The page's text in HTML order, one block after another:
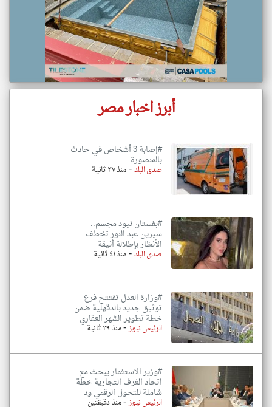
أبرز اخبار مصر
#إصابة 3 أشخاص في حادث
بالمنصورة
صدى البلد-منذ ٣٧ ثانية
#بفستان نيود مجسم..
سيرين عبد النور تخطف
الأنظار بإطلالة أنيقة
صدى البلد-منذ ٤١ ثانية
#وزارة العدل تفتتح فرع
توثيق جديد بالدقهلية ضمن
خطة تطوير الشهر العقاري
الرئيس نيوز-منذ ٣٩ ثانية
#وزير الاستثمار يبحث مع
اتحاد الغرف التجارية خطة
شاملة للتحول الرقمي ود
الرئيس نيوز-منذ دقيقتين